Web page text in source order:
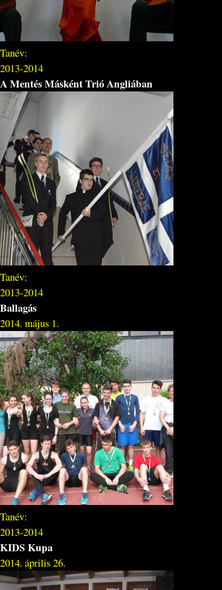
Tanév:
2013-2014
A Mentés Másként Trió Angliában
Tanév:
2013-2014
Ballagás
2014. május 1.
Tanév:
2013-2014
KIDS Kupa
2014. április 26.